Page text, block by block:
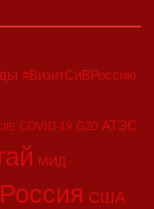
#ВизитСиВРоссию
COVID-19 G20 АТЭС
МИД
Россия США